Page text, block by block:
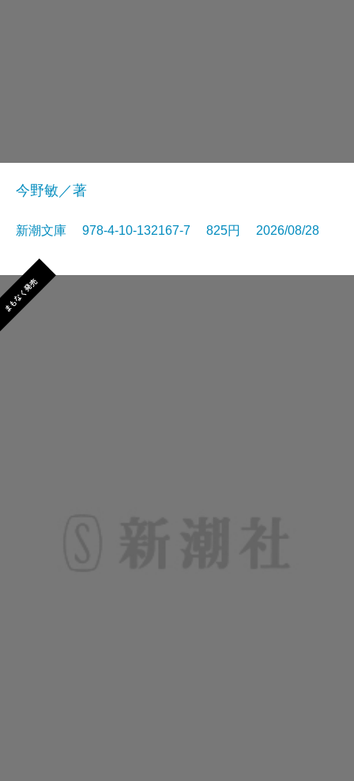
今野敏／著
新潮文庫 978-4-10-132167-7 825円 2026/08/28
まもなく発売